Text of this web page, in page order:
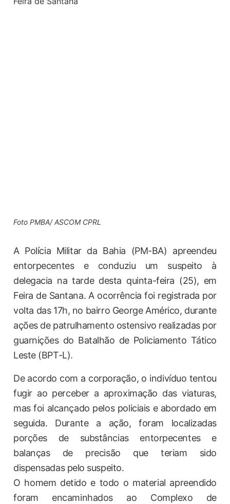
Foto PMBA/ ASCOM CPRL
A Polícia Militar da Bahia (PM-BA) apreendeu
entorpecentes e conduziu um suspeito à
delegacia na tarde desta quinta-feira (25), em
Feira de Santana. A ocorrência foi registrada por
volta das 17h, no bairro George Américo, durante
ações de patrulhamento ostensivo realizadas por
guarnições do Batalhão de Policiamento Tático
Leste (BPT-L).
De acordo com a corporação, o indivíduo tentou
fugir ao perceber a aproximação das viaturas,
mas foi alcançado pelos policiais e abordado em
seguida. Durante a ação, foram localizadas
porções de substâncias entorpecentes e
balanças de precisão que teriam sido
dispensadas pelo suspeito.
O homem detido e todo o material apreendido
foram encaminhados ao Complexo de